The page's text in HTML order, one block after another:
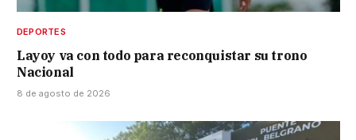
DEPORTES
Layoy va con todo para reconquistar su trono
Nacional
8 de agosto de 2026